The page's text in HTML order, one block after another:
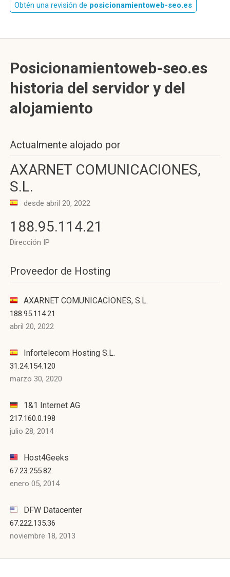
Obtén una revisión de posicionamientoweb-seo.es
Posicionamientoweb-seo.es
historia del servidor y del
alojamiento
Actualmente alojado por
AXARNET COMUNICACIONES,
S.L.
desde abril 20, 2022
188.95.114.21
Dirección IP
Proveedor de Hosting
AXARNET COMUNICACIONES, S.L.
188.95.114.21
abril 20, 2022
Infortelecom Hosting S.L.
31.24.154.120
marzo 30, 2020
1&1 Internet AG
217.160.0.198
julio 28, 2014
Host4Geeks
67.23.255.82
enero 05, 2014
DFW Datacenter
67.222.135.36
noviembre 18, 2013